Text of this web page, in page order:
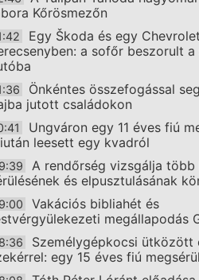
Kőrösmezőn
Egy Škoda és egy
a sofőr beszorult a
Önkéntes összefogással
jutott családokon
Ungváron egy 11 éves fiú
leesett egy kvadról
A rendőrség vizsgálja több
és elpusztulásának
Vakációs bibliahét és
megállapodás
Személygépkocsi ütközött
egy 15 éves fiú